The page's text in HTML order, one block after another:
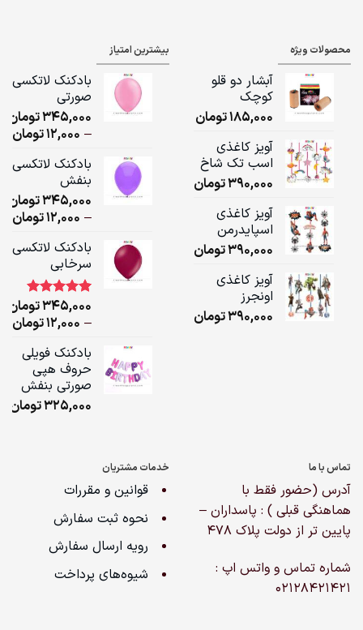
محصولات ویژه
آبشار دو قلو
کوچک
185,000تومان
آویز کاغذی
اسب تک شاخ
390,000تومان
آویز کاغذی
اسپایدرمن
390,000تومان
آویز کاغذی
اونجرز
390,000تومان
بیشترین امتیاز
بادکنک لاتکسی
صورتی
345,000تومان
–
12,000تومان
بادکنک لاتکسی
بنفش
345,000تومان
–
12,000تومان
بادکنک لاتکسی
سرخابی
امتیاز5.00
1
مشتری
345,000تومان
–
12,000تومان
بادکنک فویلی
حروف هپی
صورتی بنفش
325,000تومان
تماس با ما
آدرس (حضور فقط با
هماهنگی قبلی ) : پاسداران –
پایین تر از دولت پلاک ۴۷۸
شماره تماس و واتس اپ :
02128421421
خدمات مشتریان
قوانین و مقررات
نحوه ثبت سفارش
رویه ارسال سفارش
شیوه‌های پرداخت